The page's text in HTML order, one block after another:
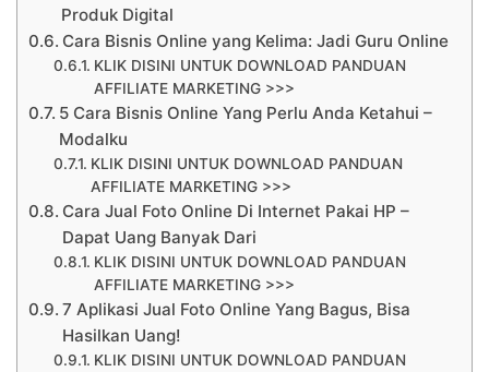
Produk Digital
Cara Bisnis Online yang Kelima: Jadi Guru Online
KLIK DISINI UNTUK DOWNLOAD PANDUAN
AFFILIATE MARKETING >>>
5 Cara Bisnis Online Yang Perlu Anda Ketahui –
Modalku
KLIK DISINI UNTUK DOWNLOAD PANDUAN
AFFILIATE MARKETING >>>
Cara Jual Foto Online Di Internet Pakai HP –
Dapat Uang Banyak Dari
KLIK DISINI UNTUK DOWNLOAD PANDUAN
AFFILIATE MARKETING >>>
7 Aplikasi Jual Foto Online Yang Bagus, Bisa
Hasilkan Uang!
KLIK DISINI UNTUK DOWNLOAD PANDUAN